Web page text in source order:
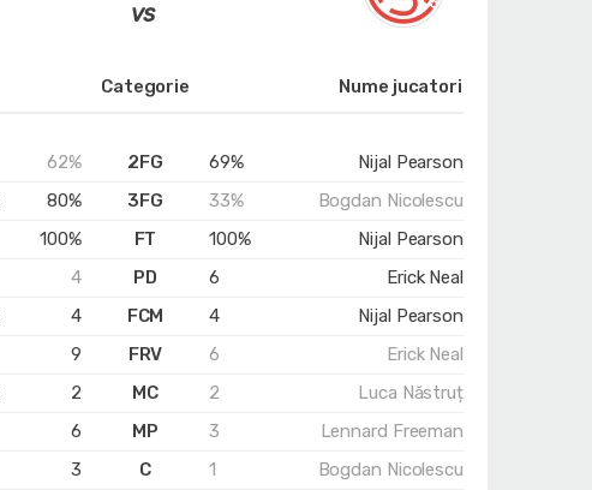
Categorie Nume jucatori
62% 2FG 69%
Nijal Pearson
80% 3FG 33%
Bogdan Nicolescu
100% FT 100%
Nijal Pearson
4 PD 6
Erick Neal
4 FCM 4
Nijal Pearson
9 FRV 6
Erick Neal
2 MC 2
Luca Năstruț
6 MP 3
Lennard Freeman
3 C 1
Bogdan Nicolescu